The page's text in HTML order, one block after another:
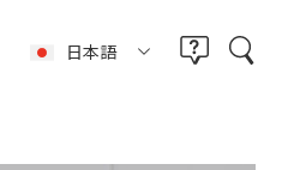
日本語